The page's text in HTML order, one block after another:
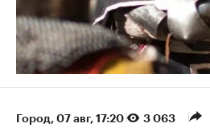
Город 07 авг, 17:20 3 063